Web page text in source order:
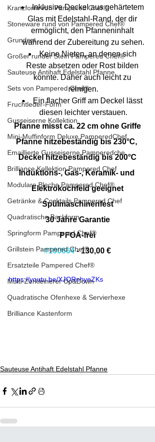
Kranzform von Pampered Chef®
Stoneware rund von Pampered Chef®
Grundset
Großer runder Stein Pampered Chef®
Sauteuse Antihaft Edelstahl Pfanne
Sets von Pampered Chef®
Fruchtleder-Form
Gusseiserne Kollektion
Mini-Muffinform Deluxe PamperedChef
Emaillierte Gusseiserne Pamperedche
Brilliance Kollektion Pampered Chef
Modulare Bleche Pampered Chef®
Getränke & Cocktails Pampered Chef
Quadratische Backform
Springform Pampered Chef®
Grillstein Pampered Chef®
Ersatzteile Pampered Chef®
Multi-Zerkleinerer Up&Down
Quadratische Ofenhexe & Servierhexe
Brilliance Kastenform
Inklusive Deckel aus gehärtetem
Glas mit Edelstahl-Rand, der dir
ermöglicht, den Pfanneninhalt
während der Zubereitung zu sehen.
Keine Nieten, an denen sich
Reste absetzen oder Rost bilden
könnte. Daher auch leicht zu
reinigen.
Ein flacher Griff am Deckel lässt
diesen leichter verstauen.
Pfanne misst ca. 22 cm ohne Griffe
Pfanne hitzebeständig bis 230°C,
Deckel hitzebeständig bis 200°C
Induktions-, Gas-, Keramik- und
Elektrokochfeld geeignet
Spülmaschinenfest
30 Jahre Garantie
PFOA-frei
#100664 - 130,00 €
https://youtu.be/XJQRnhyeZKs
Sauteuse Antihaft Edelstahl Pfanne